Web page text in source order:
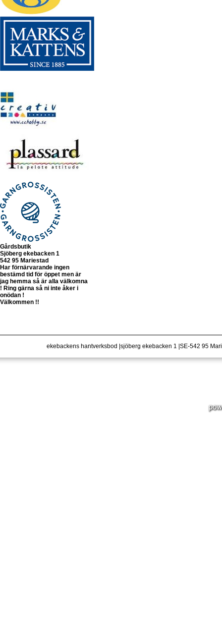
Gårdsbutik
Sjöberg ekebacken 1
542 95 Mariestad
Har förnärvarande ingen
bestämd tid för öppet men är
jag hemma så är alla välkomna
! Ring gärna så ni inte åker i
onödan !
Välkommen !!
ekebackens hantverksbod |sjöberg ekebacken 1 |SE-542 95